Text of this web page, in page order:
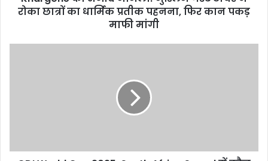
पहनना,
रोका छात्रों का धार्मिक प्रतीक पहनना, फिर कान पकड़
माफी मांगी
कौन